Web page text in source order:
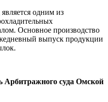
одним из
Основное производство
выпуск продукции
Арбитражного суда Омской